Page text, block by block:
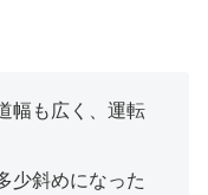
幅も広く、運転
少斜めになった